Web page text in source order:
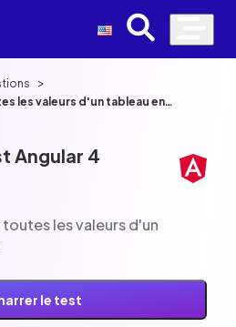
>
les valeurs d'un tableau en
Angular 4
les valeurs d'un
le test